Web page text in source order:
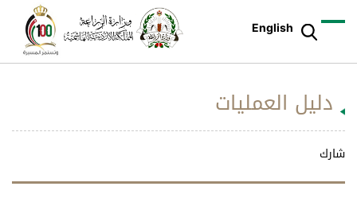
English
دليل العمليات
شارك